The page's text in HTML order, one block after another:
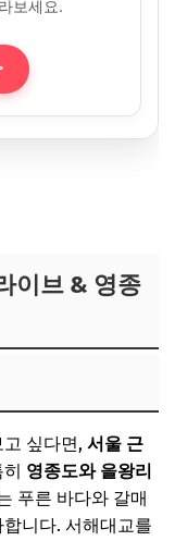
보세요.
이브 & 영종
싶다면, 서울 근
영종도와 을왕리
푸른 바다와 갈매
니다. 서해대교를